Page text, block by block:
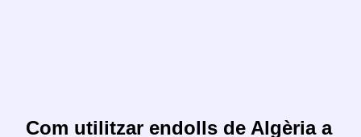
Com utilitzar endolls de Algèria a